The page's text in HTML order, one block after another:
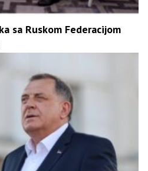
sa Ruskom Federacijom